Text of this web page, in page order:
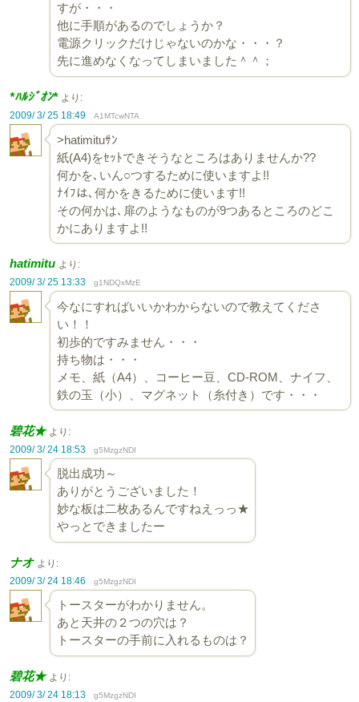
すが・・・
他に手順があるのでしょうか？
電源クリックだけじゃないのかな・・・？
先に進めなくなってしまいました＾＾；
*ﾊﾙｼﾞｵﾝ* より:
2009/ 3/ 25 18:49
A1MTcwNTA
>hatimituｻﾝ
紙(A4)をｾｯﾄできそうなところはありませんか??
何かを､いん○つするために使いますよ!!
ﾅｲﾌは､何かをきるために使います!!
その何かは､扉のようなものが9つあるところのどこ
かにありますよ!!
hatimitu より:
2009/ 3/ 25 13:33
g1NDQxMzE
今なにすればいいかわからないので教えてくださ
い！！
初歩的ですみません・・・
持ち物は・・・
メモ、紙（A4）、コーヒー豆、CD-ROM、ナイフ、
鉄の玉（小）、マグネット（糸付き）です・・・
碧花★ より:
2009/ 3/ 24 18:53
g5MzgzNDI
脱出成功～
ありがとうございました！
妙な板は二枚あるんですねえっっ★
やっとできましたー
ナオ より:
2009/ 3/ 24 18:46
g5MzgzNDI
トースターがわかりません。
あと天井の２つの穴は？
トースターの手前に入れるものは？
碧花★ より:
2009/ 3/ 24 18:13
g5MzgzNDI